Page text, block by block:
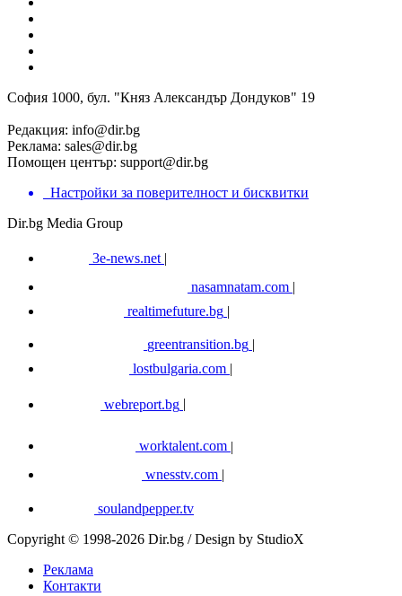
София 1000, бул. "Княз Александър Дондуков" 19
Редакция: info@dir.bg
Реклама: sales@dir.bg
Помощен център: support@dir.bg
Настройки за поверителност и бисквитки
Dir.bg Media Group
3e-news.net |
nasamnatam.com |
realtimefuture.bg |
greentransition.bg |
lostbulgaria.com |
webreport.bg
worktalent.com |
wnesstv.com |
soulandpepper.tv
Copyright © 1998-2026 Dir.bg / Design by StudioX
Реклама
Контакти